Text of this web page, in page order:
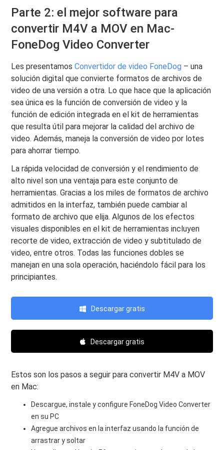
Parte 2: el mejor software para
convertir M4V a MOV en Mac-
FoneDog Video Converter
Les presentamosConvertidor de video FoneDog – una
solución digital que convierte formatos de archivos de
video de una versión a otra. Lo que hace que la aplicación
sea única es la función de conversión de video y la
función de edición integrada en el kit de herramientas
que resulta útil para mejorar la calidad del archivo de
video. Además, maneja la conversión de video por lotes
para ahorrar tiempo.
La rápida velocidad de conversión y el rendimiento de
alto nivel son una ventaja para este conjunto de
herramientas. Gracias a los miles de formatos de archivo
admitidos en la interfaz, también puede cambiar al
formato de archivo que elija. Algunos de los efectos
visuales disponibles en el kit de herramientas incluyen
recorte de video, extracción de video y subtitulado de
video, entre otros. Todas las funciones dobles se
manejan en una sola operación, haciéndolo fácil para los
principiantes.
Descargar gratis
Descargar gratis
Estos son los pasos a seguir para convertir M4V a MOV
en Mac:
Descargue, instale y configure FoneDog Video Converter
en su PC
Agregue archivos en la interfaz usando la función de
arrastrar y soltar